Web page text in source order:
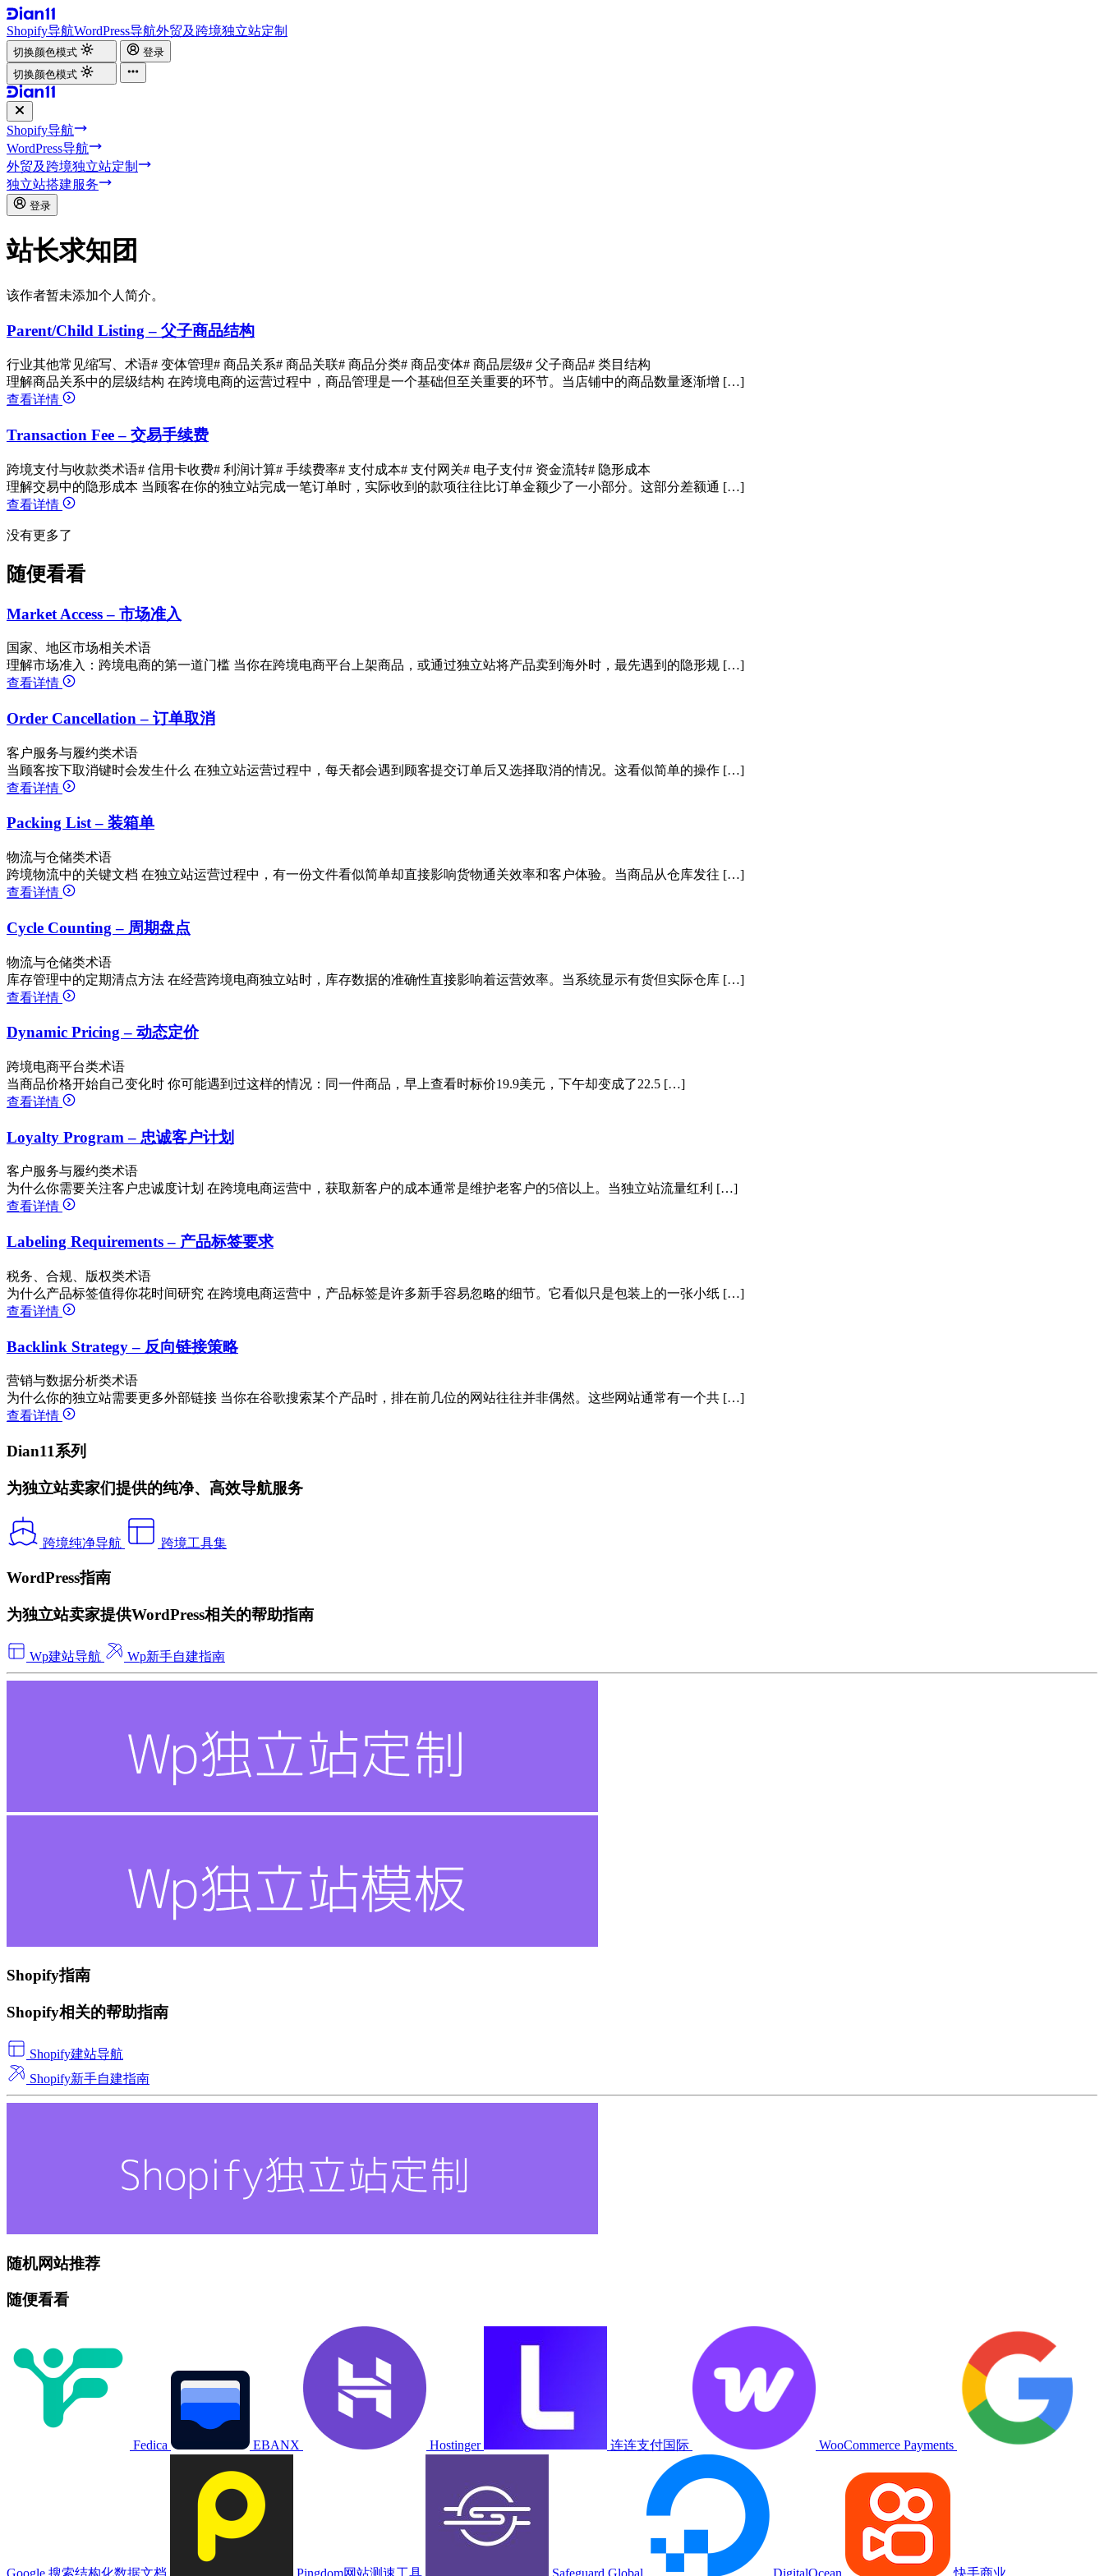
Shopify导航WordPress导航外贸及跨境独立站定制
切换颜色模式
登录
切换颜色模式
Shopify导航
WordPress导航
外贸及跨境独立站定制
独立站搭建服务
登录
站长求知团
该作者暂未添加个人简介。
Parent/Child Listing – 父子商品结构
行业其他常见缩写、术语# 变体管理# 商品关系# 商品关联# 商品分类# 商品变体# 商品层级# 父子商品# 类目结构
理解商品关系中的层级结构 在跨境电商的运营过程中，商品管理是一个基础但至关重要的环节。当店铺中的商品数量逐渐增 […]
查看详情
Transaction Fee – 交易手续费
跨境支付与收款类术语# 信用卡收费# 利润计算# 手续费率# 支付成本# 支付网关# 电子支付# 资金流转# 隐形成本
理解交易中的隐形成本 当顾客在你的独立站完成一笔订单时，实际收到的款项往往比订单金额少了一小部分。这部分差额通 […]
查看详情
没有更多了
随便看看
Market Access – 市场准入
国家、地区市场相关术语
理解市场准入：跨境电商的第一道门槛 当你在跨境电商平台上架商品，或通过独立站将产品卖到海外时，最先遇到的隐形规 […]
查看详情
Order Cancellation – 订单取消
客户服务与履约类术语
当顾客按下取消键时会发生什么 在独立站运营过程中，每天都会遇到顾客提交订单后又选择取消的情况。这看似简单的操作 […]
查看详情
Packing List – 装箱单
物流与仓储类术语
跨境物流中的关键文档 在独立站运营过程中，有一份文件看似简单却直接影响货物通关效率和客户体验。当商品从仓库发往 […]
查看详情
Cycle Counting – 周期盘点
物流与仓储类术语
库存管理中的定期清点方法 在经营跨境电商独立站时，库存数据的准确性直接影响着运营效率。当系统显示有货但实际仓库 […]
查看详情
Dynamic Pricing – 动态定价
跨境电商平台类术语
当商品价格开始自己变化时 你可能遇到过这样的情况：同一件商品，早上查看时标价19.9美元，下午却变成了22.5 […]
查看详情
Loyalty Program – 忠诚客户计划
客户服务与履约类术语
为什么你需要关注客户忠诚度计划 在跨境电商运营中，获取新客户的成本通常是维护老客户的5倍以上。当独立站流量红利 […]
查看详情
Labeling Requirements – 产品标签要求
税务、合规、版权类术语
为什么产品标签值得你花时间研究 在跨境电商运营中，产品标签是许多新手容易忽略的细节。它看似只是包装上的一张小纸 […]
查看详情
Backlink Strategy – 反向链接策略
营销与数据分析类术语
为什么你的独立站需要更多外部链接 当你在谷歌搜索某个产品时，排在前几位的网站往往并非偶然。这些网站通常有一个共 […]
查看详情
Dian11系列
为独立站卖家们提供的纯净、高效导航服务
跨境纯净导航 跨境工具集
WordPress指南
为独立站卖家提供WordPress相关的帮助指南
Wp建站导航 Wp新手自建指南
Shopify指南
Shopify相关的帮助指南
Shopify建站导航
Shopify新手自建指南
随机网站推荐
随便看看
Fedica EBANX Hostinger 连连支付国际 WooCommerce Payments
Google 搜索结构化数据文档 Pingdom网站测速工具 Safeguard Global DigitalOcean 快手商业